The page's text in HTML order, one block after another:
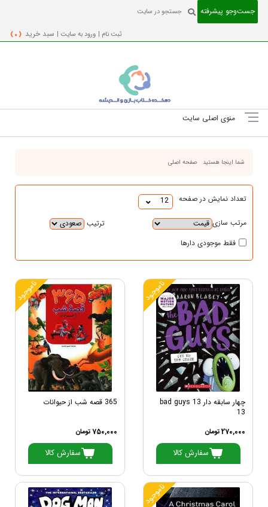
جست‌و‌جو پیشرفته
ثبت نام | ورود به سایت | سبد خرید ( 0 )
منوی اصلی سایت
شما اینجا هستید صفحه اصلی
12 تعداد نمایش در صفحه
مرتب سازی ترتیب
فقط موجودی دارها
ناموجود
چهار سابقه دار 13 bad guys
13
270,000 تومان
سفارش کالا
ناموجود
365 قصه شب از حیوانات
750,000 تومان
سفارش کالا
ناموجود